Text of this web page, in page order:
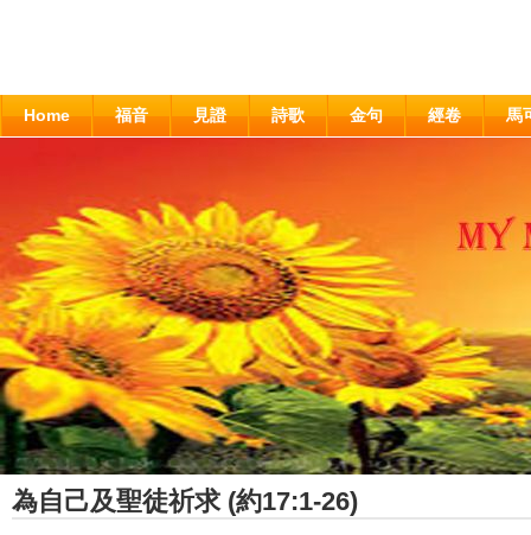
Home 福音 見證 詩歌 金句 經卷 馬
為自己及聖徒祈求 (約17:1-26)